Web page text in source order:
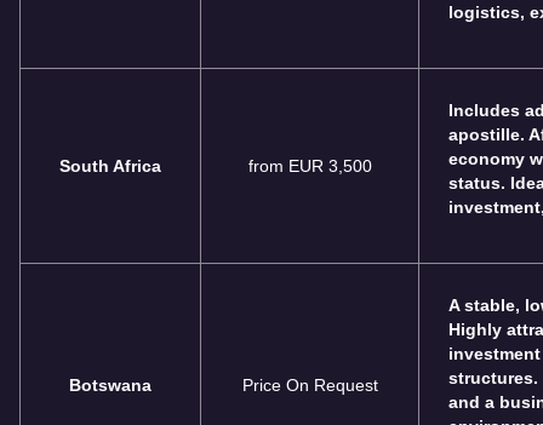
logistics,
South Africa from EUR 3,500
Includes
apostille.
economy
status.
Botswana Price On Request
A stable,
Highly
structures.
and a